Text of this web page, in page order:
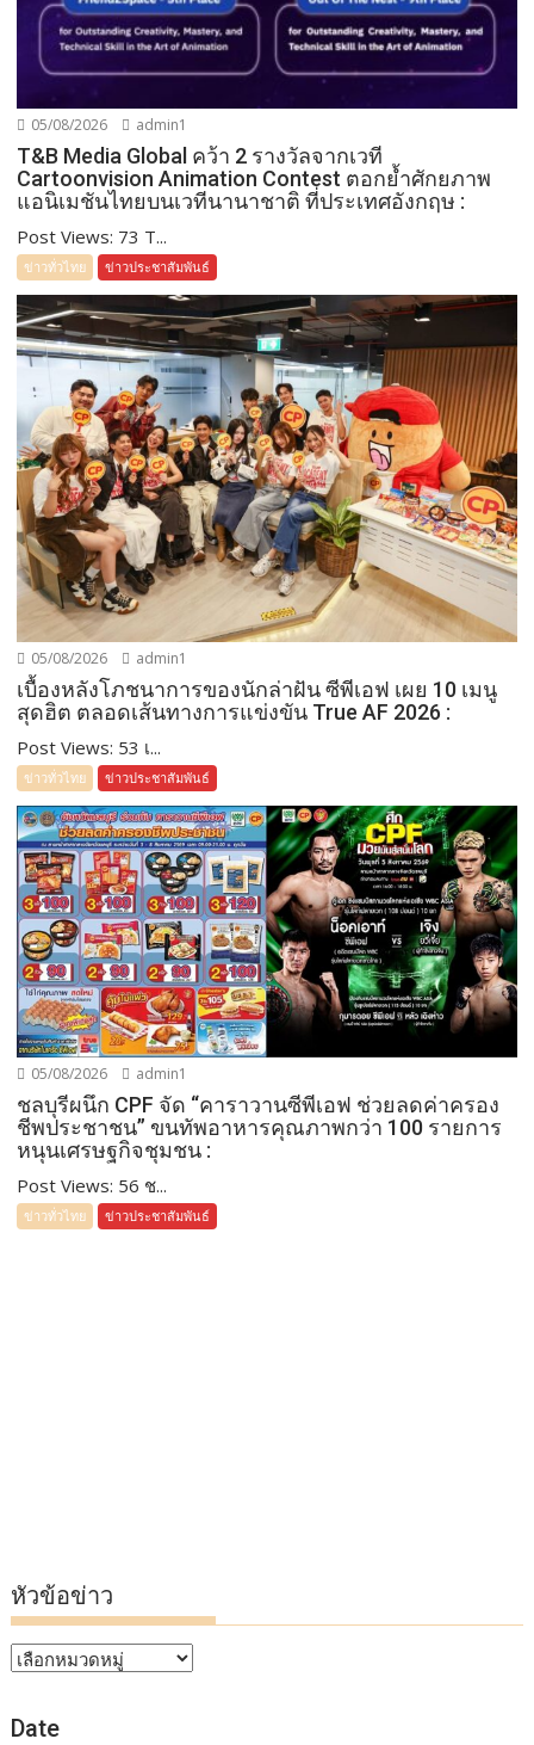
05/08/2026 admin1
T&B Media Global คว้า 2 รางวัลจากเวที
Cartoonvision Animation Contest ตอกย้ำศักยภาพ
แอนิเมชันไทยบนเวทีนานาชาติ ที่ประเทศอังกฤษ :
Post Views: 73 T...
ข่าวทั่วไทย ข่าวประชาสัมพันธ์
05/08/2026 admin1
เบื้องหลังโภชนาการของนักล่าฝัน ซีพีเอฟ เผย 10 เมนู
สุดฮิต ตลอดเส้นทางการแข่งขัน True AF 2026 :
Post Views: 53 เ...
ข่าวทั่วไทย ข่าวประชาสัมพันธ์
05/08/2026 admin1
ชลบุรีผนึก CPF จัด “คาราวานซีพีเอฟ ช่วยลดค่าครอง
ชีพประชาชน” ขนทัพอาหารคุณภาพกว่า 100 รายการ
หนุนเศรษฐกิจชุมชน :
Post Views: 56 ช...
ข่าวทั่วไทย ข่าวประชาสัมพันธ์
หัวข้อข่าว
หัวข้อ
Date